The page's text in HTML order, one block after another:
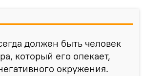
должен быть человек
который его опекает,
окружения.